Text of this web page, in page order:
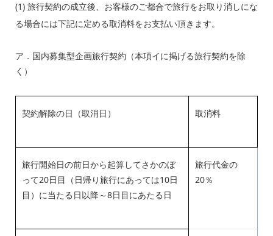
(1) 旅行契約の成立後、お客様のご都合で旅行をお取り消しにな
る場合には下記に定める取消料をお支払い頂きます。
ア．国内募集型企画旅行契約（本項イに掲げる旅行契約を除
く）
契約解除の日（取消日） 取消料
旅行開始日の前日から起算してさかのぼ
って20日目（日帰り旅行にあっては10日
目）に当たる日以降～8日目にあたる日
旅行代金の
20％